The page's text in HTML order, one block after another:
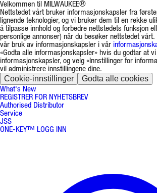
Velkommen til MILWAUKEE®
Nettstedet vårt bruker informasjonskapsler fra
lignende teknologier, og vi bruker dem til en rekke
å tilpasse innhold og forbedre nettstedets funksjon
personlige annonser) når du besøker nettstedet
vår bruk av informasjonskapsler i vår
«Godta alle informasjonskapsler» hvis du godtar at
informasjonskapsler, og velg «Innstillinger for
vil administrere innstillingene dine.
Cookie-innstillinger Godta alle cookies
What's New
REGISTRER FOR NYHETSBREV
Authorised Distributor
Service
JSS
ONE-KEY™ LOGG INN